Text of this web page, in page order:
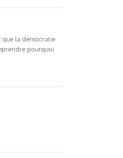
que la démocratie
pourquoi